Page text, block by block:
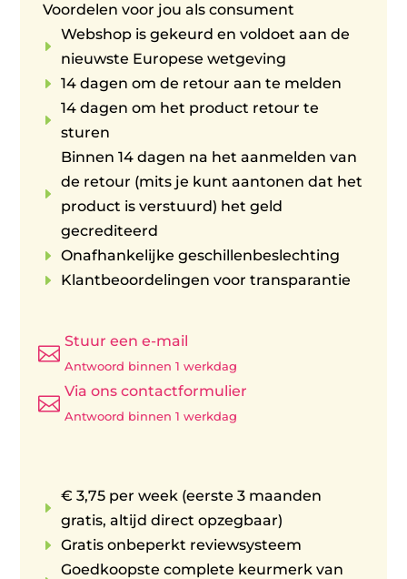
Voordelen voor jou als consument
E
Webshop is gekeurd en voldoet aan de
nieuwste Europese wetgeving
E 14 dagen om de retour aan te melden
E
14 dagen om het product retour te
sturen
E
Binnen 14 dagen na het aanmelden van
de retour (mits je kunt aantonen dat het
product is verstuurd) het geld
gecrediteerd
E Onafhankelijke geschillenbeslechting
E Klantbeoordelingen voor transparantie

Stuur een e-mail
Antwoord binnen 1 werkdag

Via ons contactformulier
Antwoord binnen 1 werkdag
E
€ 3,75 per week (eerste 3 maanden
gratis, altijd direct opzegbaar)
E Gratis onbeperkt reviewsysteem
Goedkoopste complete keurmerk van